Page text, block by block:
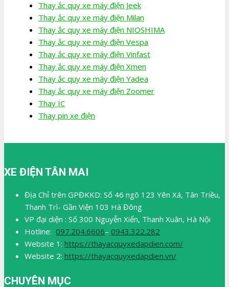
Thay ắc quy xe máy điện Jeek
Thay ắc quy xe máy điện Milan
Thay ắc quy xe máy điện NIOSHIMA
Thay ắc quy xe máy điện Vespa
Thay ắc quy xe máy điện Vinfast
Thay ắc quy xe máy điện Xmen
Thay ắc quy xe máy điện Yadea
Thay ắc quy xe máy điện Zoomer
Thay IC
Thay pin xe điện
XE ĐIỆN TÂN MAI
Địa Chỉ trên GPĐKKD: Số 46 ngõ 123 Yên Xá, Tân Triều,
Thanh Trì- Gần Viện 103 Hà Đông
VP đại diện : Số 300 Nguyễn Xiển, Thanh Xuân, Hà Nội
Hotline: 097.204.6606– 0943.322.282
Website 1: https://thayacquyxedapdien.com/
Website 2: https://thayacquyxedapdien.vn/
CHUYÊN MỤC